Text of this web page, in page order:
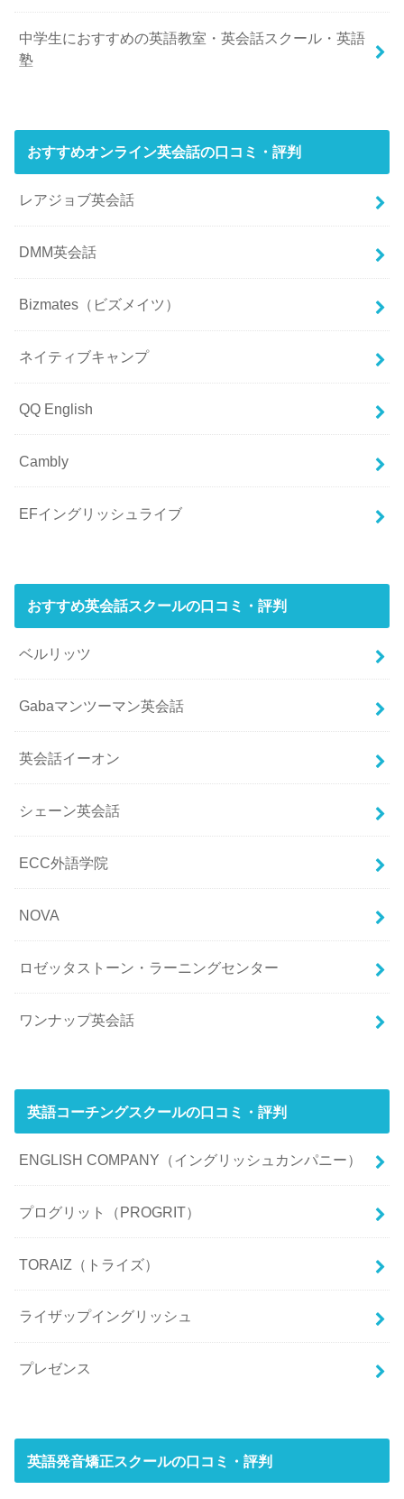
中学生におすすめの英語教室・英会話スクール・英語
塾
おすすめオンライン英会話の口コミ・評判
レアジョブ英会話
DMM英会話
Bizmates（ビズメイツ）
ネイティブキャンプ
QQ English
Cambly
EFイングリッシュライブ
おすすめ英会話スクールの口コミ・評判
ベルリッツ
Gabaマンツーマン英会話
英会話イーオン
シェーン英会話
ECC外語学院
NOVA
ロゼッタストーン・ラーニングセンター
ワンナップ英会話
英語コーチングスクールの口コミ・評判
ENGLISH COMPANY（イングリッシュカンパニー）
プログリット（PROGRIT）
TORAIZ（トライズ）
ライザップイングリッシュ
プレゼンス
英語発音矯正スクールの口コミ・評判